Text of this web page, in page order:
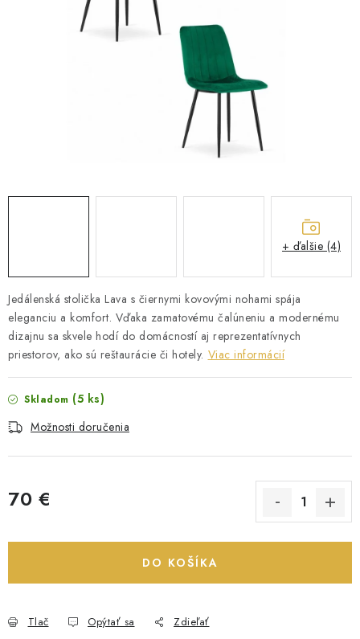
ZÁHRADNÝ NÁBYTOK
FAQ - NAJČASTEJŠIE OTÁZKY
Všeobecné obchodné podmienky
Reklamácia vrátenie tovaru
Kontakty
Jedálenská stolička Lava s čiernymi kovovými nohami spája
eleganciu a komfort. Vďaka zamatovému čalúneniu a modernému
dizajnu sa skvele hodí do domácností aj reprezentatívnych
priestorov, ako sú reštaurácie či hotely. Viac informácií
Skladom (5 ks)
Možnosti doručenia
70 €
DO KOŠÍKA
Tlač Opýtať sa Zdieľať
+ ďalšie (4)